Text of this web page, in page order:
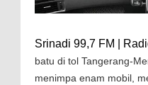
Srinadi 99,7 FM |
batu di tol Tangerang-
menimpa enam mobil,